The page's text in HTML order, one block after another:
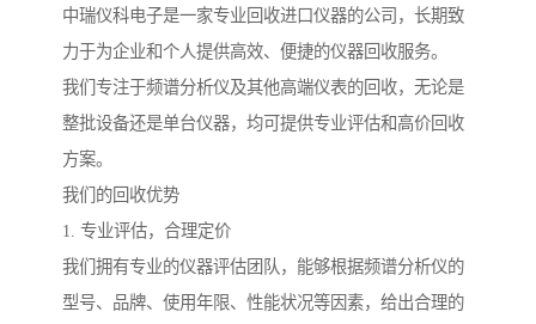
中瑞仪科电子是一家专业回收进口仪器的公司，长期致
力于为企业和个人提供高效、便捷的仪器回收服务。
我们专注于频谱分析仪及其他高端仪表的回收，无论是
整批设备还是单台仪器，均可提供专业评估和高价回收
方案。
我们的回收优势
1. 专业评估，合理定价
我们拥有专业的仪器评估团队，能够根据频谱分析仪的
型号、品牌、使用年限、性能状况等因素，给出合理的